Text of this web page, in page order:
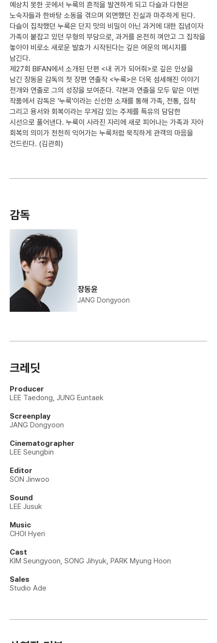
예상치 못한 곳에서 누룩의 흔적을 발견하게 되고 다슬과 다현은
노숙자들과 한바탕 소동을 겪으며 외면했던 진실과 마주하게 된다.
다슬이 집착했던 누룩은 단지 맛의 비밀이 아닌 과거에 대한 집념이자
가족이 붙잡고 있던 무형의 부담으로, 과거를 온전히 껴안고 그 집착을
놓아야 비로소 새로운 발효가 시작된다는 깊은 여운의 메시지를
남긴다.
제27회 BIFAN에서 소개된 단편 <내 귀가 되어줘>로 깊은 인상을
남긴 장동윤 감독의 첫 장편 연출작 <누룩>은 더욱 섬세해진 이야기
전개와 연출로 그의 성장을 보여준다. 각본과 연출을 모두 맡은 이번
작품에서 감독은 '누룩'이라는 신선한 소재를 통해 가족, 전통, 집착
그리고 용서와 회복이라는 무게감 있는 주제를 특유의 담담한
시선으로 풀어낸다. 누룩이 사라진 자리에 새로 피어나는 가족과 자아
회복의 의미가 천천히 익어가는 누룩처럼 묵직하게 관객의 마음을
건드린다. (김관희)
감독
장동윤
JANG Dongyoon
크레딧
Producer
LEE Taedong, JUNG Euntaek
Screenplay
JANG Dongyoon
Cinematographer
LEE Seungbin
Editor
SON Jinwoo
Sound
LEE Jusuk
Music
CHOI Hyeri
Cast
KIM Seungyoon, SONG Jihyuk, PARK Myung Hoon
Sales
Studio Ade